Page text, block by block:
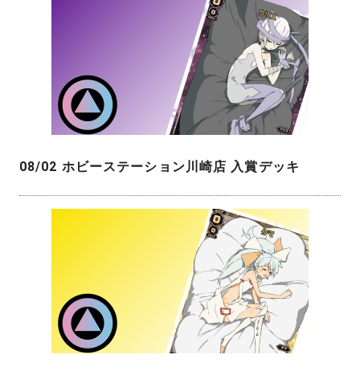
08/02 ホビーステーション川崎店 入賞デッキ